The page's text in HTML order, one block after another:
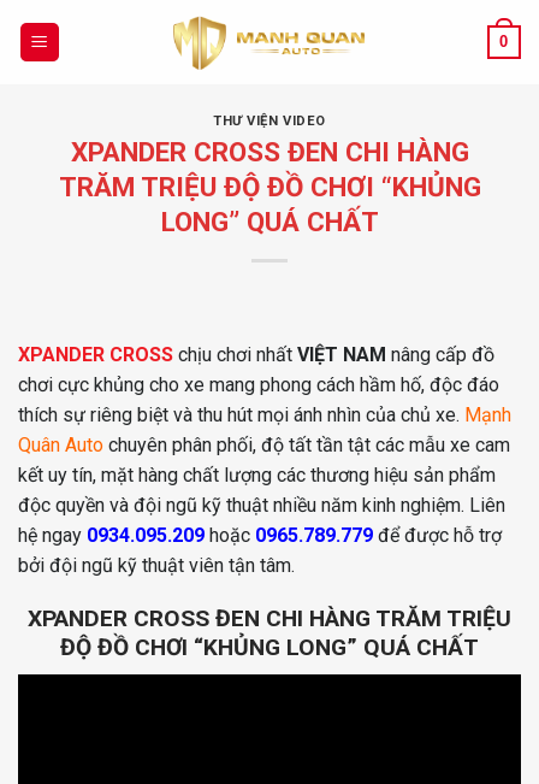
0
THƯ VIỆN VIDEO
XPANDER CROSS ĐEN CHI HÀNG
TRĂM TRIỆU ĐỘ ĐỒ CHƠI “KHỦNG
LONG” QUÁ CHẤT
XPANDER CROSS chịu chơi nhất VIỆT NAM nâng cấp đồ
chơi cực khủng cho xe mang phong cách hầm hố, độc đáo
thích sự riêng biệt và thu hút mọi ánh nhìn của chủ xe. Mạnh
Quân Auto chuyên phân phối, độ tất tần tật các mẫu xe cam
kết uy tín, mặt hàng chất lượng các thương hiệu sản phẩm
độc quyền và đội ngũ kỹ thuật nhiều năm kinh nghiệm. Liên
hệ ngay 0934.095.209 hoặc 0965.789.779 để được hỗ trợ
bởi đội ngũ kỹ thuật viên tận tâm.
XPANDER CROSS ĐEN CHI HÀNG TRĂM TRIỆU
ĐỘ ĐỒ CHƠI “KHỦNG LONG” QUÁ CHẤT